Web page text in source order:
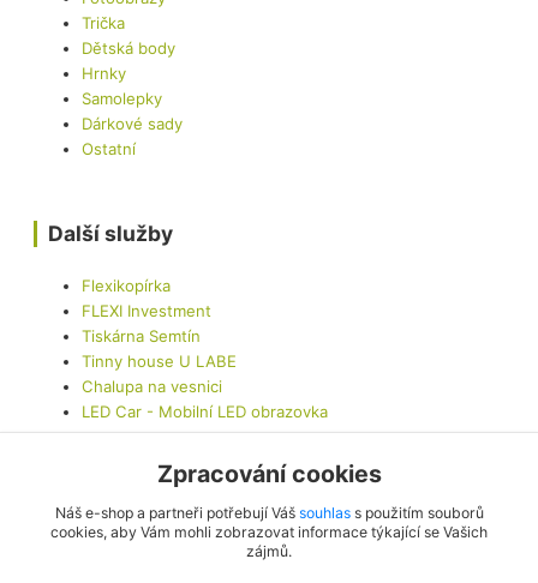
Trička
Dětská body
Hrnky
Samolepky
Dárkové sady
Ostatní
Další služby
Flexikopírka
FLEXI Investment
Tiskárna Semtín
Tinny house U LABE
Chalupa na vesnici
LED Car - Mobilní LED obrazovka
Zpracování cookies
Náš e-shop a partneři potřebují Váš souhlass použitím souborů
cookies, aby Vám mohli zobrazovat informace týkající se Vašich
zájmů.